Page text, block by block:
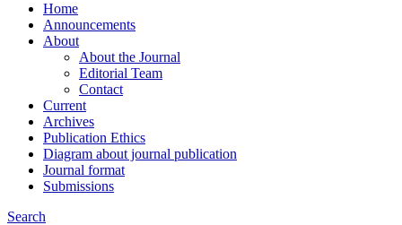
Home
Announcements
About
About the Journal
Editorial Team
Contact
Current
Archives
Publication Ethics
Diagram about journal publication
Journal format
Submissions
Search